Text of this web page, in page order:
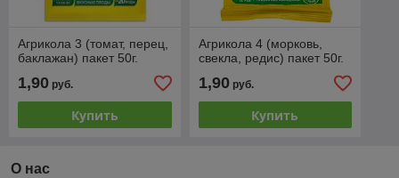
Агрикола 3 (томат, перец,
баклажан) пакет 50г.
1,90 руб.
Купить
Агрикола 4 (морковь,
свекла, редис) пакет 50г.
1,90руб.
Купить
О нас